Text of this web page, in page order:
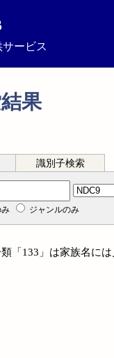
ービス
果
識別子検索
ジャンルのみ
「133」は家族名に